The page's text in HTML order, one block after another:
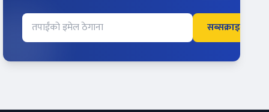
सब्सक्राइब